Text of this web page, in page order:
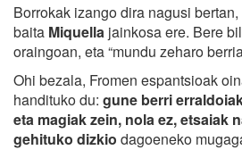
Borrokak izango dira nagusi bertan,
baita Miquella jainkosa ere. Bere
oraingoan, eta “mundu zeharo
Ohi bezala, Fromen espantsioak
handituko du: gune berri
eta magiak zein, nola ez, etsaiak
gehituko dizkio dagoeneko